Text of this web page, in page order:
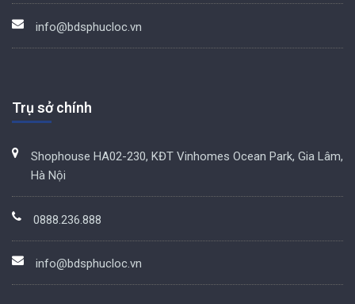
info@bdsphucloc.vn
Trụ sở chính
Shophouse HA02-230, KĐT Vinhomes Ocean Park, Gia Lâm,
Hà Nội
0888.236.888
info@bdsphucloc.vn